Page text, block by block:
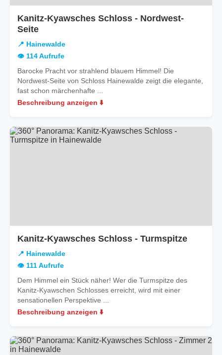
Kanitz-Kyawsches Schloss - Nordwest-
Seitein
Hainewalde
📍 Hainewalde
👁️ 114 Aufrufe
Barocke Pracht vor strahlend blauem Himmel! Die
Nordwest-Seite von Schloss Hainewalde zeigt die elegante,
fast schon märchenhafte ...
Beschreibung anzeigen ⬇️
Kanitz-Kyawsches Schloss - Turmspitzein
📍 Hainewalde
👁️ 111 Aufrufe
Dem Himmel ein Stück näher! Wer die Turmspitze des
Kanitz-Kyawschen Schlosses erreicht, wird mit einer
sensationellen Perspektive ...
Beschreibung anzeigen ⬇️